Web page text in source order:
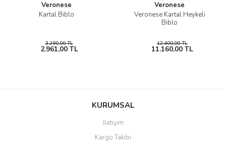
Veronese
Kartal Biblo
3.290,00 TL
2.961,00 TL
Veronese
Veronese Kartal Heykeli
Biblo
12.400,00 TL
11.160,00 TL
KURUMSAL
İletişim
Kargo Takibi